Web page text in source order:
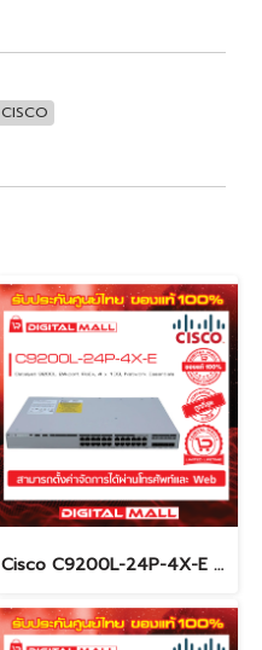
CISCO
Cisco C9200L-24P-4X-E อุปกรณ์ขยายสัญญาณ (Gigabit Switch Hub)